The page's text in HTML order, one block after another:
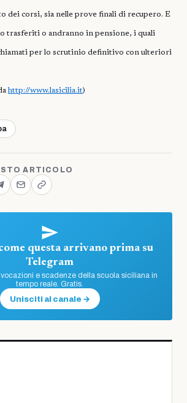
dei corsi, sia nelle prove finali di recupero. E
trasferiti o andranno in pensione, i quali
per lo scrutinio definitivo con ulteriori
http://www.lasicilia.it)
ARTICOLO
questa arrivano prima su
Telegram
e scadenze della scuola siciliana in
tempo reale. Gratis.
Unisciti al canale →